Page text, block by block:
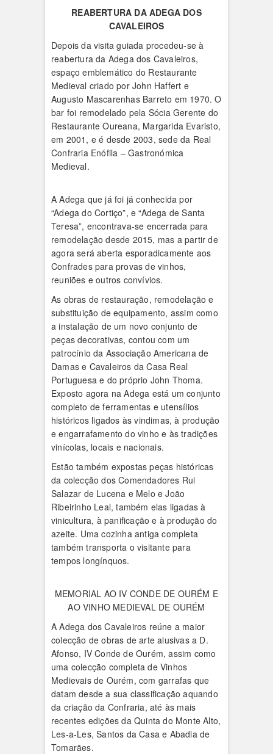
REABERTURA DA ADEGA DOS
CAVALEIROS
Depois da visita guiada procedeu-se à
reabertura da Adega dos Cavaleiros,
espaço emblemático do Restaurante
Medieval criado por John Haffert e
Augusto Mascarenhas Barreto em 1970. O
bar foi remodelado pela Sócia Gerente do
Restaurante Oureana, Margarida Evaristo,
em 2001, e é desde 2003, sede da Real
Confraria Enófila – Gastronómica
Medieval.
A Adega que já foi já conhecida por
“Adega do Cortiço”, e “Adega de Santa
Teresa”, encontrava-se encerrada para
remodelação desde 2015, mas a partir de
agora será aberta esporadicamente aos
Confrades para provas de vinhos,
reuniões e outros convívios.
As obras de restauração, remodelação e
substituição de equipamento, assim como
a instalação de um novo conjunto de
peças decorativas, contou com um
patrocínio da Associação Americana de
Damas e Cavaleiros da Casa Real
Portuguesa e do próprio John Thoma.
Exposto agora na Adega está um conjunto
completo de ferramentas e utensílios
históricos ligados às vindimas, à produção
e engarrafamento do vinho e às tradições
vinícolas, locais e nacionais.
Estão também expostas peças históricas
da colecção dos Comendadores Rui
Salazar de Lucena e Melo e João
Ribeirinho Leal, também elas ligadas à
vinicultura, à panificação e à produção do
azeite. Uma cozinha antiga completa
também transporta o visitante para
tempos longínquos.
MEMORIAL AO IV CONDE DE OURÉM E
AO VINHO MEDIEVAL DE OURÉM
A Adega dos Cavaleiros reúne a maior
colecção de obras de arte alusivas a D.
Afonso, IV Conde de Ourém, assim como
uma colecção completa de Vinhos
Medievais de Ourém, com garrafas que
datam desde a sua classificação aquando
da criação da Confraria, até às mais
recentes edições da Quinta do Monte Alto,
Les-a-Les, Santos da Casa e Abadia de
Tomarães.